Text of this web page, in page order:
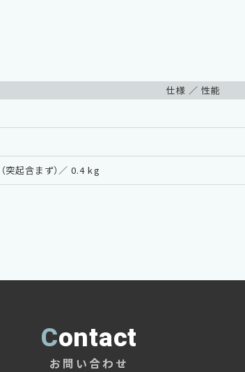
仕様 ／ 性能
起含まず）／ 0.4 kg
Contact
お問い合わせ